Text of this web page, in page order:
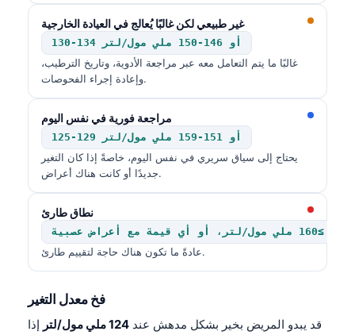
غير طبيعي لكن غالبًا يُعالج في العيادة الخارجية
130-134 أو 146-150 ملي مول/لتر
غالبًا ما يتم التعامل معه عبر مراجعة الأدوية، وتاريخ الترطيب،
وإعادة إجراء الفحوصات.
مراجعة فورية في نفس اليوم
125-129 أو 151-159 ملي مول/لتر
يحتاج إلى سياق سريري في نفس اليوم، خاصةً إذا كان التغير
جديدًا أو كانت هناك أعراض.
نطاق طارئ
عادةً ما تكون هناك حاجة لتقييم طارئ.
فخ معدل التغير
قد يبدو المريض بخير بشكل مدهش عند 124 ملي مول/لتر
إذا
Dansk
Nederlands
हिन्दी
Bahasa Indonesia
Հայերեն
Íslenska
Српски језик
Svenska
Bosanski
Azərbaycan dili
Eesti
日本語
Čeština